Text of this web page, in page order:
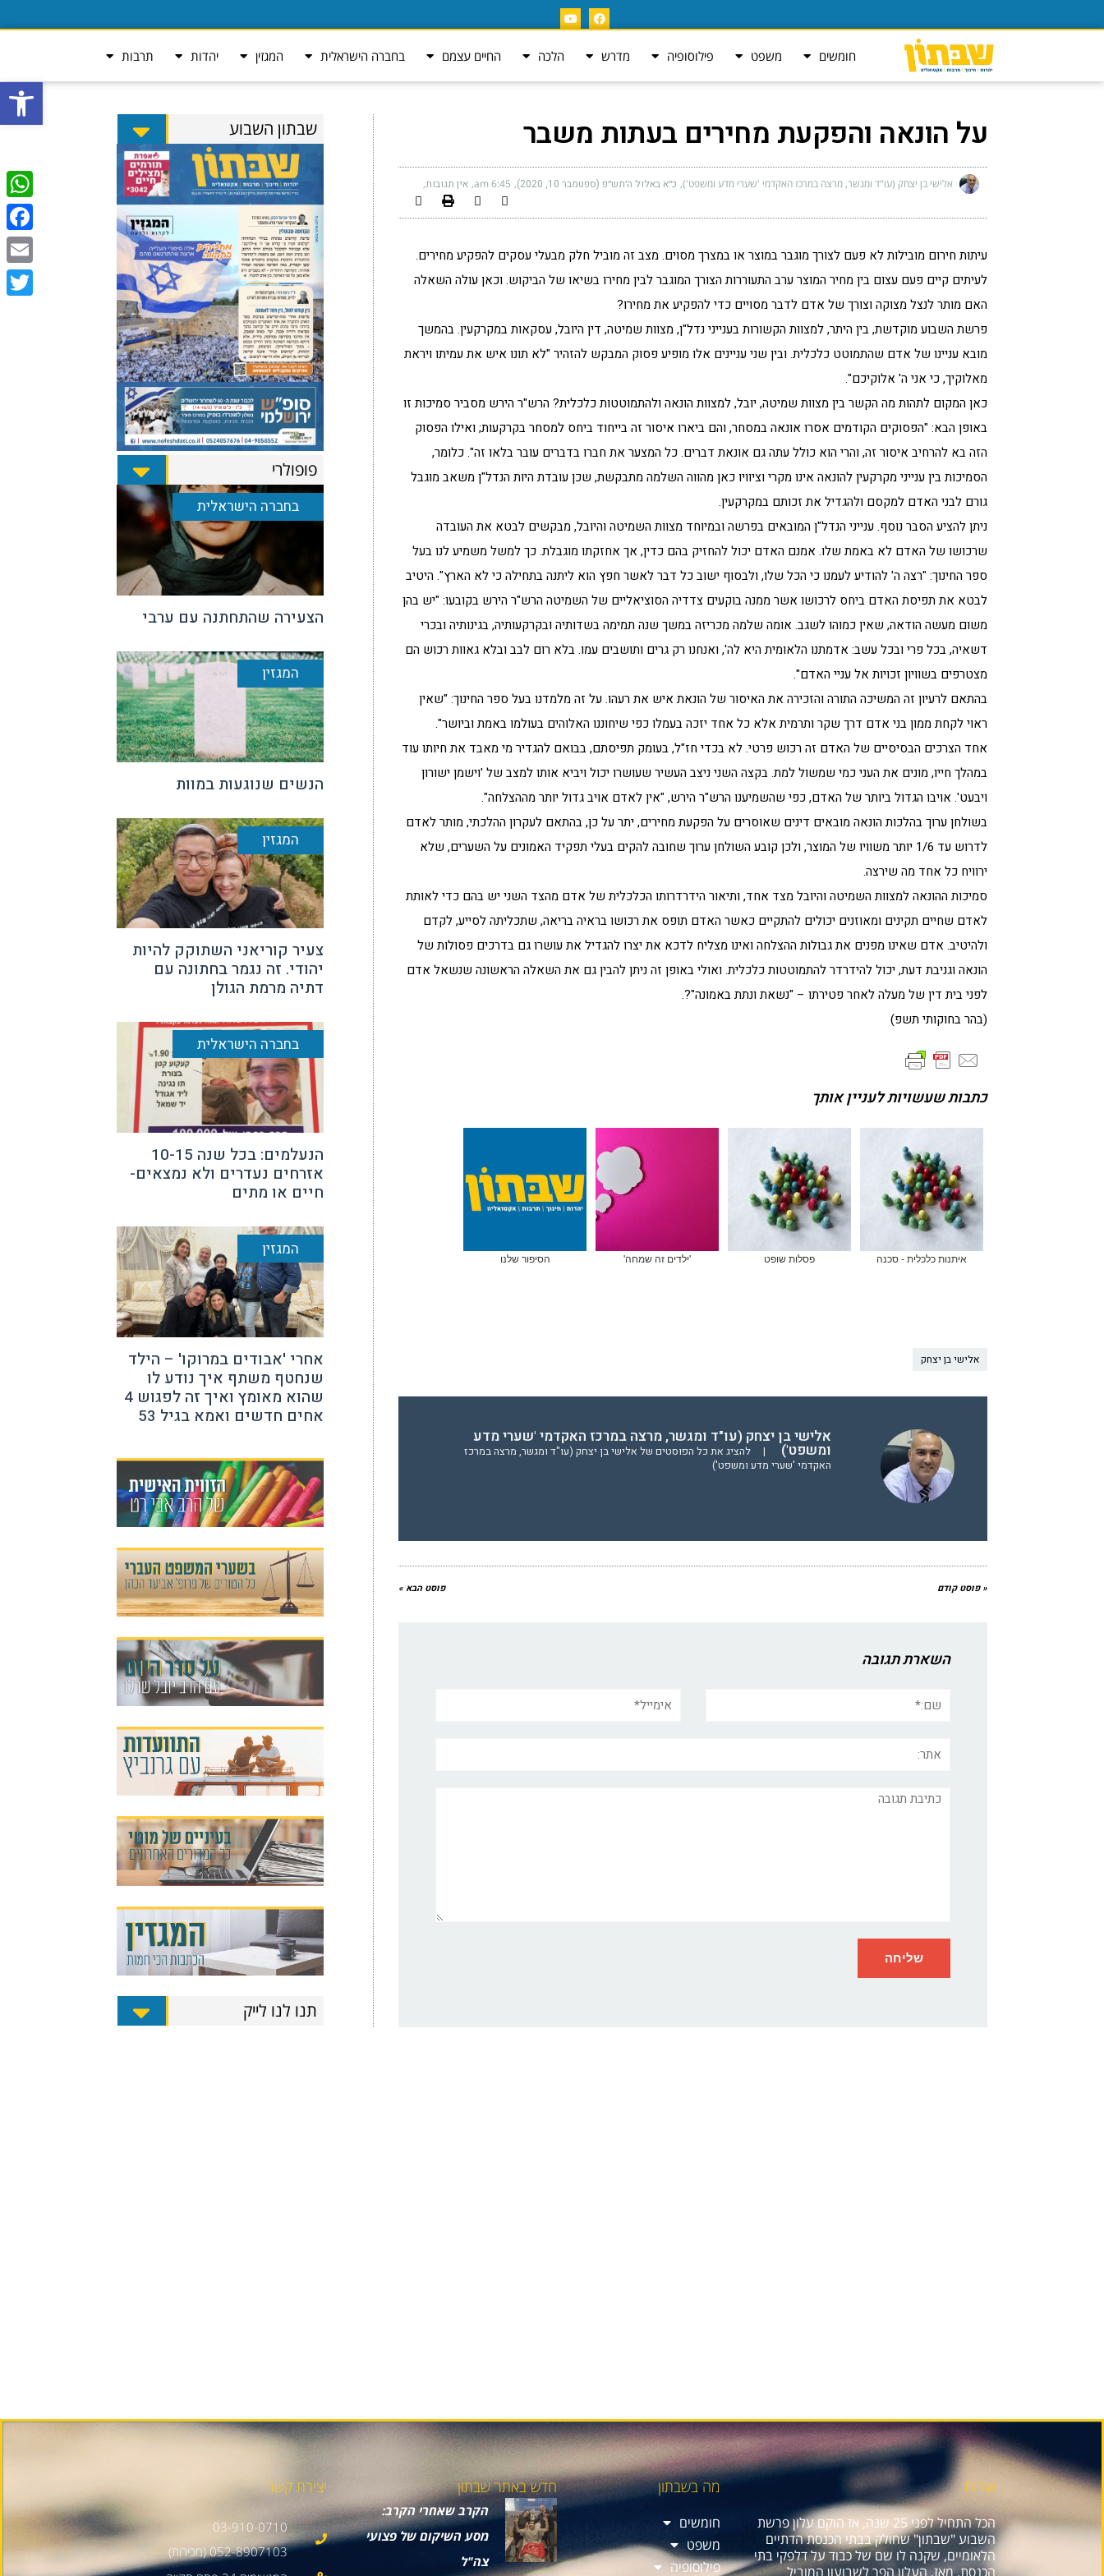
פתח
חומשים משפט פילוסופיה מדרש הלכה החיים עצמם בחברה הישראלית המגזין יהדות תרבות
על הונאה והפקעת מחירים בעתות משבר
אלישי בן יצחק (עו"ד ומגשר, מרצה במרכז האקדמי 'שערי מדע ומשפט') כ״א באלול ה׳תש״פ (ספטמבר 10, 2020) 6:45 am אין תגובות
עיתות חירום מובילות לא פעם לצורך מוגבר במוצר או במצרך מסוים. מצב זה מוביל חלק מבעלי עסקים להפקיע מחירים.
לעיתים קיים פעם עצום בין מחיר המוצר ערב התעוררות הצורך המוגבר לבין מחירו בשיאו של הביקוש. וכאן עולה השאלה
האם מותר לנצל מצוקה וצורך של אדם לדבר מסויים כדי להפקיע את מחירו?
פרשת השבוע מוקדשת, בין היתר, למצוות הקשורות בענייני נדל"ן, מצוות שמיטה, דין היובל, עסקאות במקרקעין. בהמשך
מובא עניינו של אדם שהתמוטט כלכלית. ובין שני עניינים אלו מופיע פסוק המבקש להזהיר "לא תונו איש את עמיתו ויראת
מאלוקיך, כי אני ה' אלוקיכם".
כאן המקום לתהות מה הקשר בין מצוות שמיטה, יובל, למצוות הונאה ולהתמוטטות כלכלית? הרש"ר הירש מסביר סמיכות זו
באופן הבא: "הפסוקים הקודמים אסרו אונאה במסחר, והם ביארו איסור זה בייחוד ביחס למסחר בקרקעות; ואילו הפסוק
הזה בא להרחיב איסור זה, והרי הוא כולל עתה גם אונאת דברים. כל המצער את חברו בדברים עובר בלאו זה". כלומר,
הסמיכות בין ענייני מקרקעין להונאה אינו מקרי וציוויו כאן מהווה השלמה מתבקשת, שכן עובדת היות הנדל"ן משאב מוגבל
גורם לבני האדם למקסם ולהגדיל את זכותם במקרקעין.
ניתן להציע הסבר נוסף. ענייני הנדל"ן המובאים בפרשה ובמיוחד מצוות השמיטה והיובל, מבקשים לבטא את העובדה
שרכושו של האדם לא באמת שלו. אמנם האדם יכול להחזיק בהם כדין, אך אחזקתו מוגבלת. כך למשל משמיע לנו בעל
ספר החינוך: "רצה ה' להודיע לעמנו כי הכל שלו, ולבסוף ישוב כל דבר לאשר חפץ הוא ליתנה בתחילה כי לא הארץ". היטיב
לבטא את תפיסת האדם ביחס לרכושו אשר ממנה בוקעים צדדיה הסוציאליים של השמיטה הרש"ר הירש בקובעו: "יש בהן
משום מעשה הודאה, שאין כמוהו לשגב. אומה שלמה מכריזה במשך שנה תמימה בשדותיה ובקרקעותיה, בגינותיה ובכרי
דשאיה, בכל פרי ובכל עשב: אדמתנו הלאומית היא לה', ואנחנו רק גרים ותושבים עמו. בלא רום לבב ובלא גאוות רכוש הם
מצטרפים בשוויון זכויות אל עניי האדם".
בהתאם לרעיון זה המשיכה התורה והזכירה את האיסור של הונאת איש את רעהו. על זה מלמדנו בעל ספר החינוך: "שאין
ראוי לקחת ממון בני אדם דרך שקר ותרמית אלא כל אחד יזכה בעמלו כפי שיחוננו האלוהים בעולמו באמת וביושר".
אחד הצרכים הבסיסיים של האדם זה רכוש פרטי. לא בכדי חז"ל, בעומק תפיסתם, בבואם להגדיר מי מאבד את חיותו עוד
במהלך חייו, מונים את העני כמי שמשול למת. בקצה השני ניצב העשיר שעושרו יכול ויביא אותו למצב של 'וישמן ישורון
ויבעט'. אויבו הגדול ביותר של האדם, כפי שהשמיענו הרש"ר הירש, "אין לאדם אויב גדול יותר מההצלחה".
בשולחן ערוך בהלכות הונאה מובאים דינים שאוסרים על הפקעת מחירים, יתר על כן, בהתאם לעקרון ההלכתי, מותר לאדם
לדרוש עד 1/6 יותר משוויו של המוצר, ולכן קובע השולחן ערוך שחובה להקים בעלי תפקיד האמונים על השערים, שלא
ירוויח כל אחד מה שירצה.
סמיכות ההונאה למצוות השמיטה והיובל מצד אחד, ותיאור הידרדרותו הכלכלית של אדם מהצד השני יש בהם כדי לאותת
לאדם שחיים תקינים ומאוזנים יכולים להתקיים כאשר האדם תופס את רכושו בראיה בריאה, שתכליתה לסייע, לקדם
ולהיטיב. אדם שאינו מפנים את גבולות ההצלחה ואינו מצליח לדכא את יצרו להגדיל את עושרו גם בדרכים פסולות של
הונאה וגניבת דעת, יכול להידרדר להתמוטטות כלכלית. ואולי באופן זה ניתן להבין גם את השאלה הראשונה שנשאל אדם
לפני בית דין של מעלה לאחר פטירתו – "נשאת ונתת באמונה"?.
(בהר בחוקותי תשפ)
כתבות שעשויות לעניין אותך
איתנות כלכלית - סכנה פסלות שופט 'ילדים זה שמחה' הסיפור שלנו
אלישי בן יצחק
אלישי בן יצחק (עו"ד ומגשר, מרצה במרכז האקדמי 'שערי מדע
ומשפט') |
להציג את כל הפוסטים של אלישי בן יצחק (עו"ד ומגשר, מרצה במרכז
האקדמי 'שערי מדע ומשפט')
« פוסט קודם פוסט הבא »
השארת תגובה
תגובה
שבתון השבוע
פופולרי
בחברה הישראלית
הצעירה שהתחתנה עם ערבי
המגזין
הנשים שנוגעות במוות
המגזין
צעיר קוריאני השתוקק להיות
יהודי. זה נגמר בחתונה עם
דתיה מרמת הגולן
בחברה הישראלית
הנעלמים: בכל שנה 10-15
אזרחים נעדרים ולא נמצאים-
חיים או מתים
המגזין
אחרי 'אבודים במרוקו' – הילד
שנחטף משתף איך נודע לו
שהוא מאומץ ואיך זה לפגוש 4
אחים חדשים ואמא בגיל 53
תנו לנו לייק
אודות
הכל התחיל לפני 25 שנה, אז הוקם עלון פרשת
השבוע "שבתון" שחולק בבתי הכנסת הדתיים
הלאומיים, שקנה לו שם של כבוד על דלפקי בתי
הכנסת. מאז, העלון הפך לשבועון המוביל
מה בשבתון
חומשים
משפט
פילוסופיה
חדש באתר שבתון
הקרב שאחרי הקרב:
מסע השיקום של פצועי
צה"ל
יצירת קשר
03-910-0710
052-8907103 (מכירות)
Email